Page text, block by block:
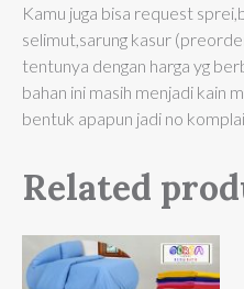
Kamu juga bisa request
selimut,sarung kasur
tentunya dengan harga yg
bahan ini masih menjadi kain
bentuk apapun jadi no
Related